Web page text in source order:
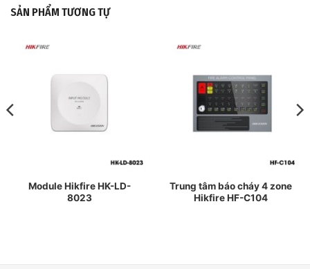
SẢN PHẨM TƯƠNG TỰ
Module Hikfire HK-LD-
8023
Trung tâm báo cháy 4 zone
Hikfire HF-C104